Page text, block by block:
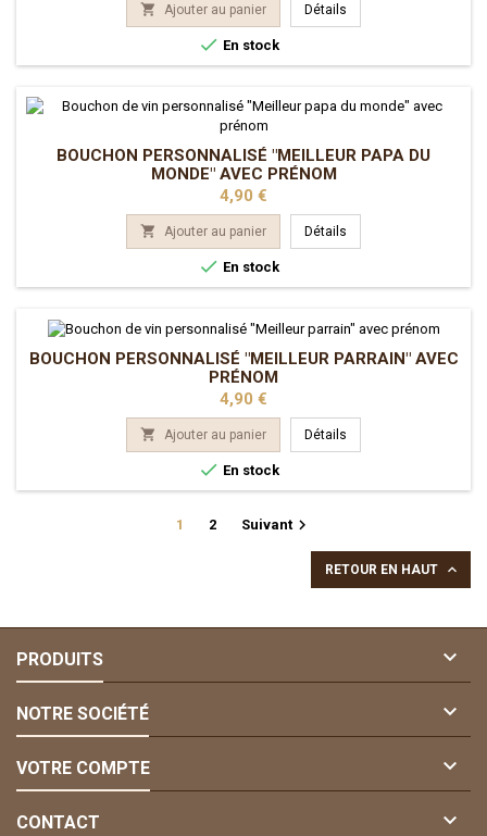
 Ajouter au panier Détails
 En stock
BOUCHON PERSONNALISÉ "MEILLEUR PAPA DU
MONDE" AVEC PRÉNOM
Prix
4,90 €
 Ajouter au panier Détails
 En stock
BOUCHON PERSONNALISÉ "MEILLEUR PARRAIN" AVEC
PRÉNOM
Prix
4,90 €
 Ajouter au panier Détails
 En stock
1 2 Suivant
RETOUR EN HAUT 
PRODUITS 
NOTRE SOCIÉTÉ 
VOTRE COMPTE 
CONTACT 